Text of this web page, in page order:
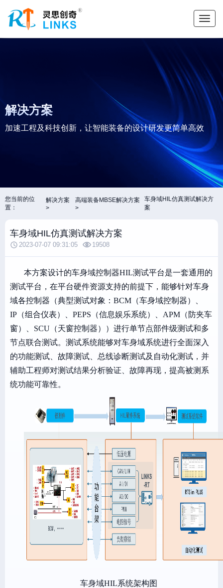
解决方案
加速工程及科技创新，让智能装备的设计研发更简单高效
您当前的位
置：
解决方案 高端装备MBSE解决方案
车身域HIL仿真测试解决方
案
车身域HIL仿真测试解决方案
2023-07-07 09:31:05 19508
本方案设计的车身域控制器HIL测试平台是一套通用的
测试平台，在平台硬件资源支持的前提下，能够针对车身
域各控制器（典型测试对象：BCM（车身域控制器）、
IP（组合仪表）、PEPS（信息娱乐系统）、APM（防夹车
窗）、SCU（天窗控制器））进行单节点部件级测试和多
节点联合测试。测试系统能够对车身域系统进行全面深入
的功能测试、故障测试、总线诊断测试及自动化测试，并
辅助工程师对测试结果分析验证、故障再现，提高被测系
统功能可靠性。
车身域HIL系统架构图